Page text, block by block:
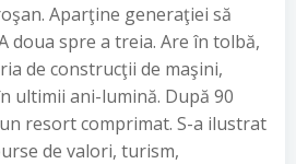
Aparţine generaţiei să
doua spre a treia. Are în tolbă,
de construcţii de maşini,
ultimii ani-lumină. După 90
resort comprimat. S-a ilustrat
de valori, turism,